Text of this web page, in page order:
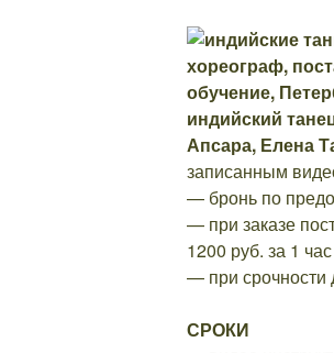
записанным
— бронь по
— при заказе
1200 руб. за 1
— при срочности
СРОКИ